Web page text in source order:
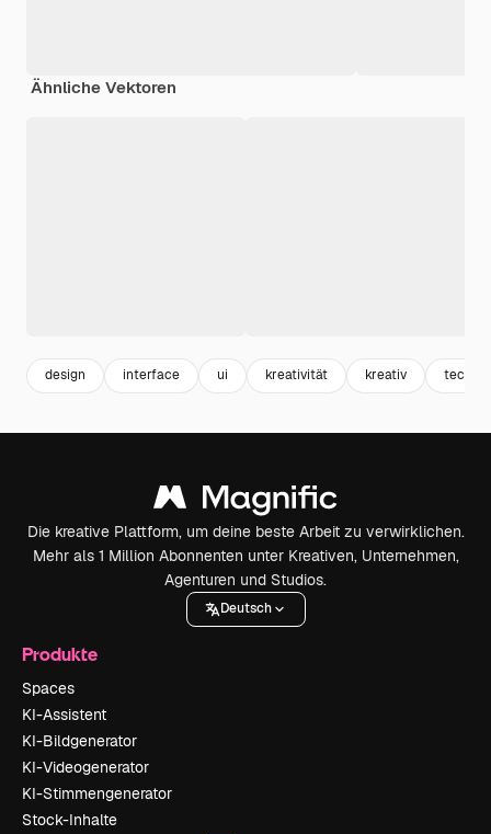
Ähnliche Vektoren
design interface ui kreativität kreativ technik
Die kreative Plattform, um deine beste Arbeit zu verwirklichen.
Mehr als 1 Million Abonnenten unter Kreativen, Unternehmen,
Agenturen und Studios.
Deutsch
Produkte
Spaces
KI-Assistent
KI-Bildgenerator
KI-Videogenerator
KI-Stimmengenerator
Stock-Inhalte